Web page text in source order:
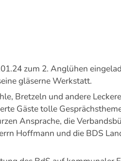
zum 2. Anglühen
gläserne Werkstatt.
Bretzeln und andere
Gäste tolle
Ansprache, die
Hoffmann und die BDS